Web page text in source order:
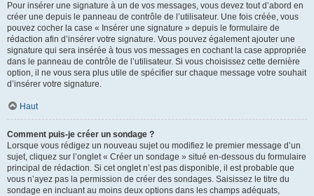
Pour insérer une signature à un de vos messages, vous devez tout d’abord en
créer une depuis le panneau de contrôle de l’utilisateur. Une fois créée, vous
pouvez cocher la case « Insérer une signature » depuis le formulaire de
rédaction afin d’insérer votre signature. Vous pouvez également ajouter une
signature qui sera insérée à tous vos messages en cochant la case appropriée
dans le panneau de contrôle de l’utilisateur. Si vous choisissez cette dernière
option, il ne vous sera plus utile de spécifier sur chaque message votre souhait
d’insérer votre signature.
Haut
Comment puis-je créer un sondage ?
Lorsque vous rédigez un nouveau sujet ou modifiez le premier message d’un
sujet, cliquez sur l’onglet « Créer un sondage » situé en-dessous du formulaire
principal de rédaction. Si cet onglet n’est pas disponible, il est probable que
vous n’ayez pas la permission de créer des sondages. Saisissez le titre du
sondage en incluant au moins deux options dans les champs adéquats,